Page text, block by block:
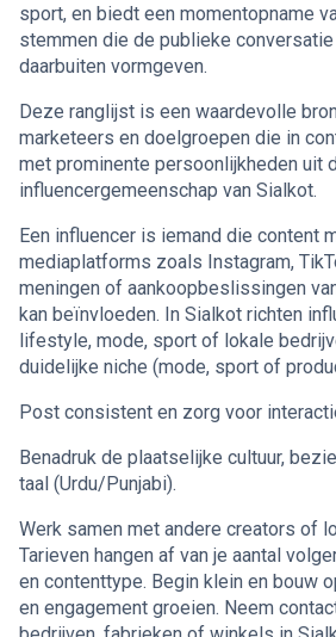
sport, en biedt een momentopname
stemmen die de publieke
daarbuiten vormgeven.
Deze ranglijst is een waardevolle
marketeers en doelgroepen die in
met prominente persoonlijkheden uit
influencergemeenschap van Sialkot.
Een influencer is iemand die content
mediaplatforms zoals Instagram,
meningen of aankoopbeslissingen
kan beïnvloeden. In Sialkot richten
lifestyle, mode, sport of lokale
duidelijke niche (mode, sport of
Post consistent en zorg voor
Benadruk de plaatselijke cultuur,
taal (Urdu/Punjabi).
Werk samen met andere creators of
Tarieven hangen af van je aantal
en contenttype. Begin klein en bouw
en engagement groeien. Neem